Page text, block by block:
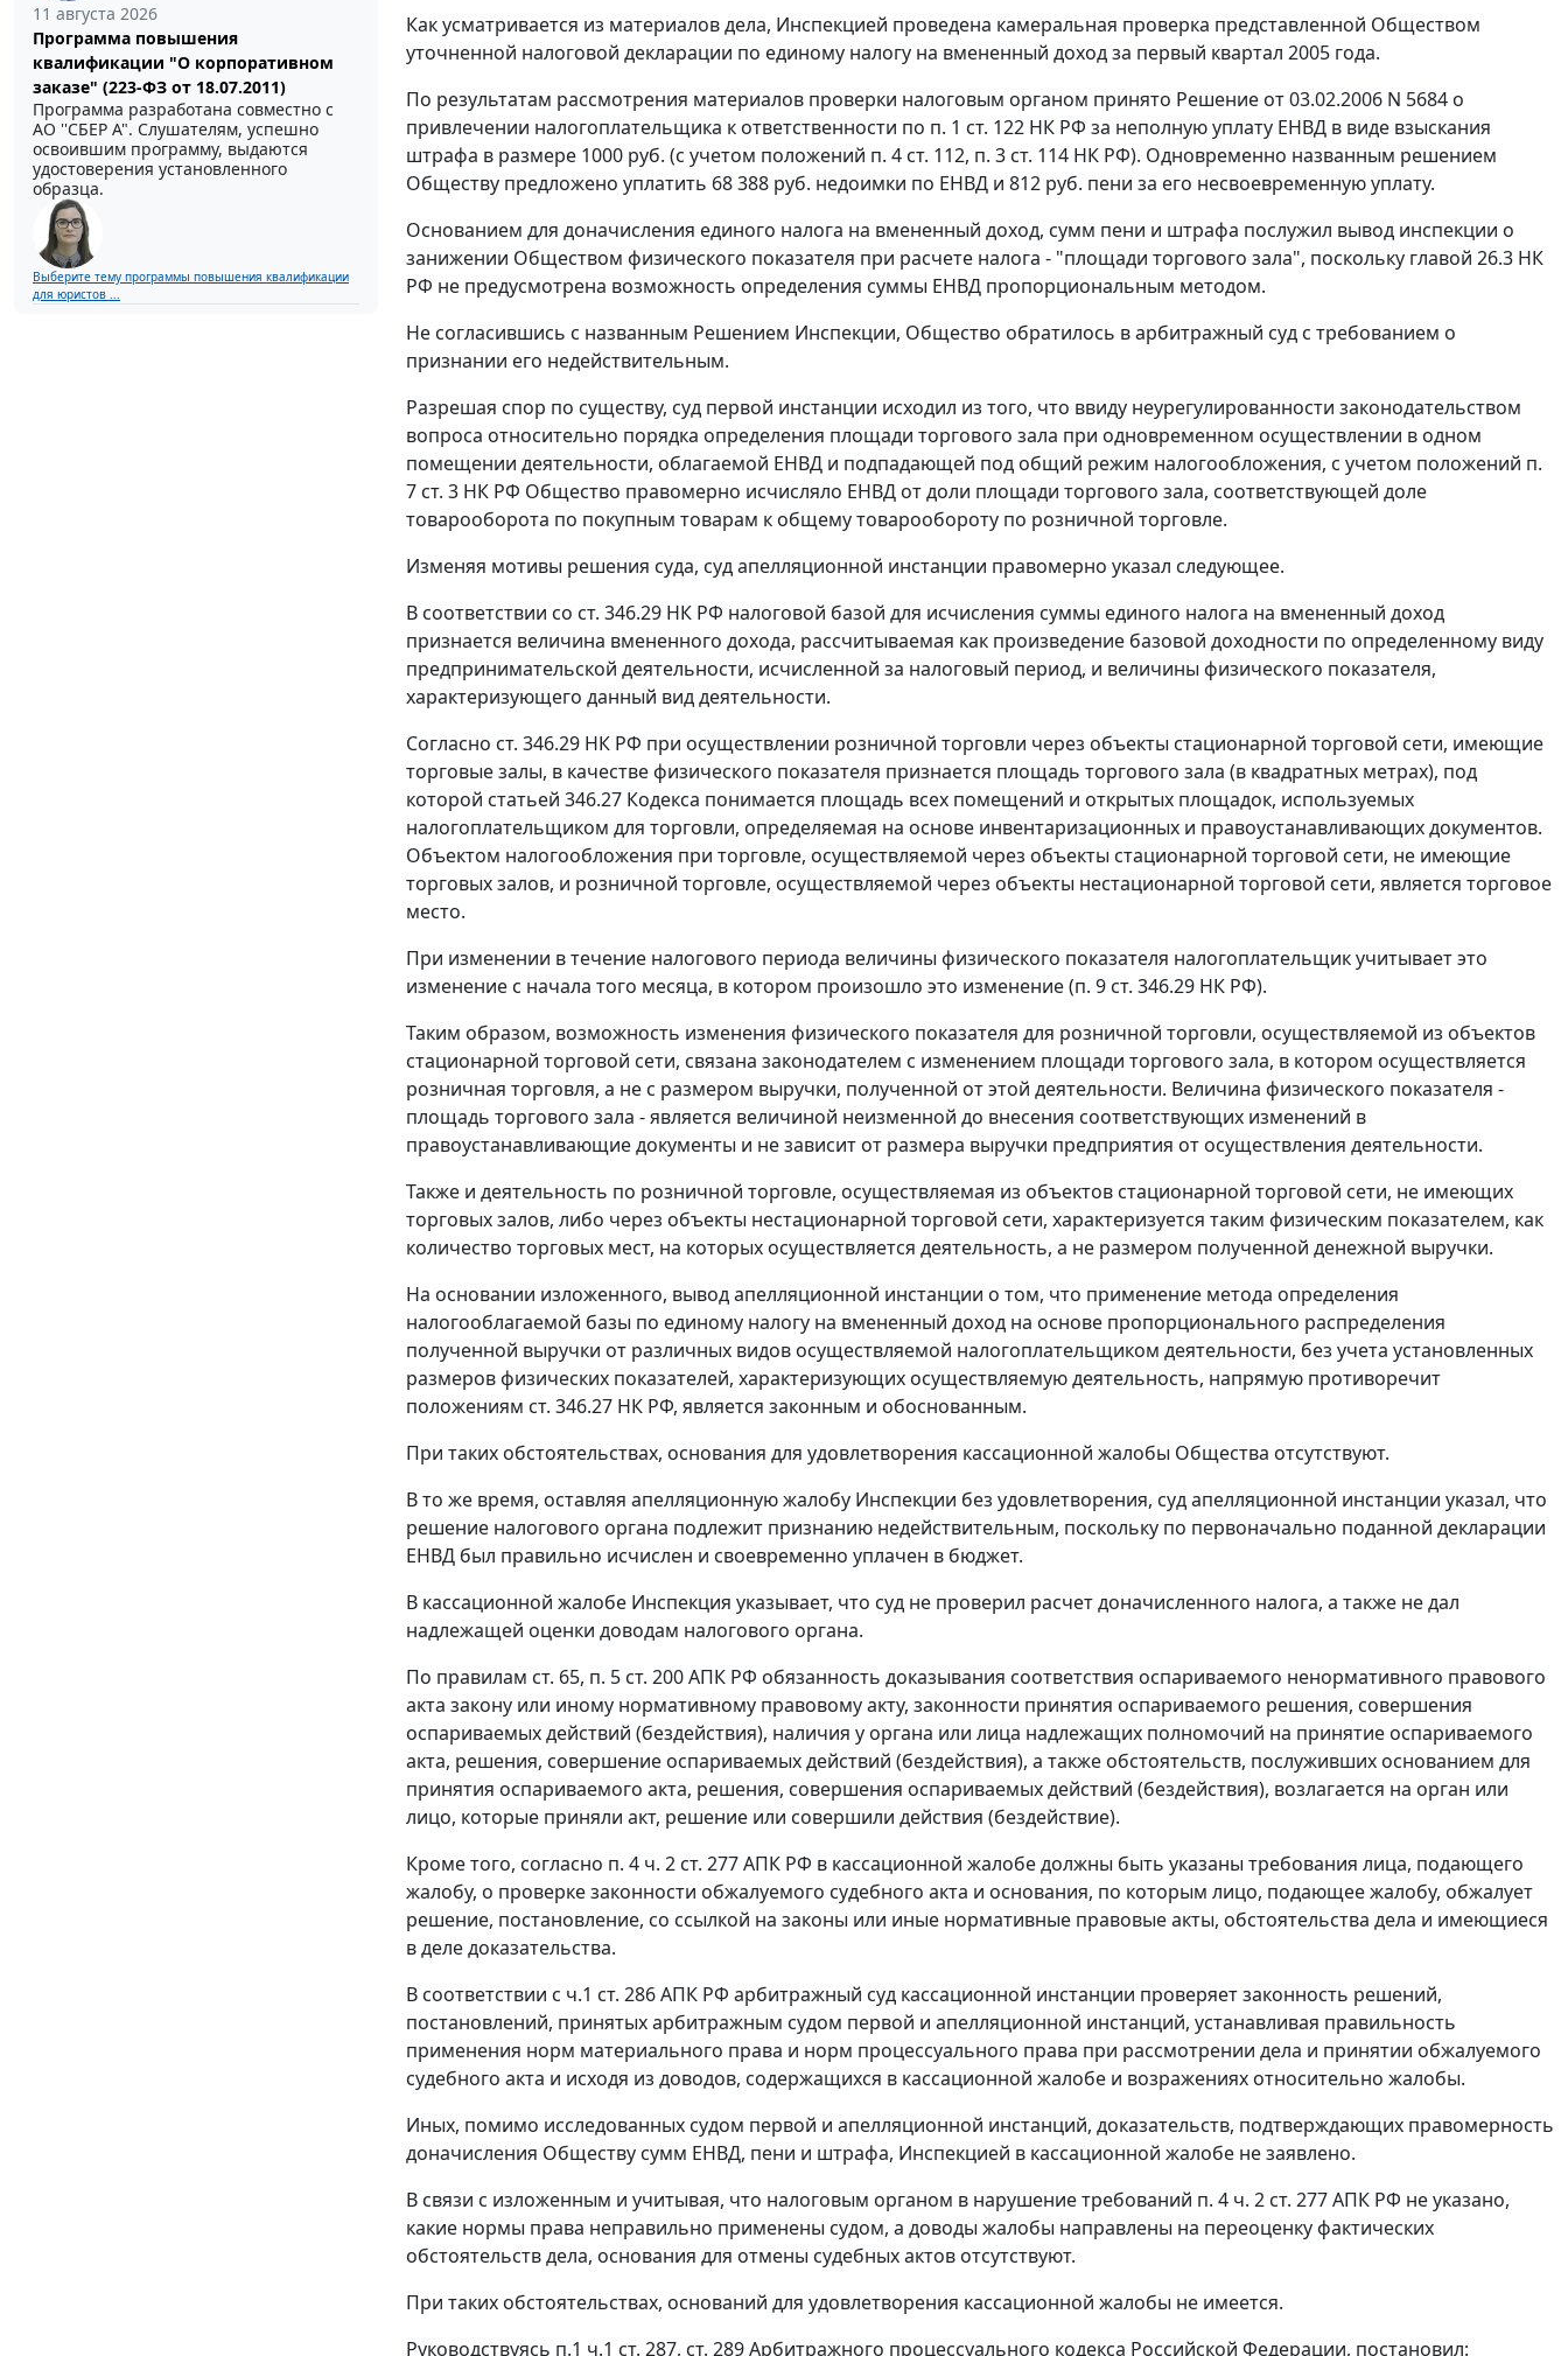
11 августа 2026
Программа повышения
квалификации "О корпоративном
заказе" (223-ФЗ от 18.07.2011)
Программа разработана совместно с
АО ''СБЕР А". Слушателям, успешно
освоившим программу, выдаются
удостоверения установленного
образца.
Выберите тему программы повышения квалификации
для юристов ...
Как усматривается из материалов дела, Инспекцией проведена камеральная проверка представленной Обществом
уточненной налоговой декларации по единому налогу на вмененный доход за первый квартал 2005 года.
По результатам рассмотрения материалов проверки налоговым органом принято Решение от 03.02.2006 N 5684 о
привлечении налогоплательщика к ответственности по п. 1 ст. 122 НК РФ за неполную уплату ЕНВД в виде взыскания
штрафа в размере 1000 руб. (с учетом положений п. 4 ст. 112, п. 3 ст. 114 НК РФ). Одновременно названным решением
Обществу предложено уплатить 68 388 руб. недоимки по ЕНВД и 812 руб. пени за его несвоевременную уплату.
Основанием для доначисления единого налога на вмененный доход, сумм пени и штрафа послужил вывод инспекции о
занижении Обществом физического показателя при расчете налога - "площади торгового зала", поскольку главой 26.3 НК
РФ не предусмотрена возможность определения суммы ЕНВД пропорциональным методом.
Не согласившись с названным Решением Инспекции, Общество обратилось в арбитражный суд с требованием о
признании его недействительным.
Разрешая спор по существу, суд первой инстанции исходил из того, что ввиду неурегулированности законодательством
вопроса относительно порядка определения площади торгового зала при одновременном осуществлении в одном
помещении деятельности, облагаемой ЕНВД и подпадающей под общий режим налогообложения, с учетом положений п.
7 ст. 3 НК РФ Общество правомерно исчисляло ЕНВД от доли площади торгового зала, соответствующей доле
товарооборота по покупным товарам к общему товарообороту по розничной торговле.
Изменяя мотивы решения суда, суд апелляционной инстанции правомерно указал следующее.
В соответствии со ст. 346.29 НК РФ налоговой базой для исчисления суммы единого налога на вмененный доход
признается величина вмененного дохода, рассчитываемая как произведение базовой доходности по определенному виду
предпринимательской деятельности, исчисленной за налоговый период, и величины физического показателя,
характеризующего данный вид деятельности.
Согласно ст. 346.29 НК РФ при осуществлении розничной торговли через объекты стационарной торговой сети, имеющие
торговые залы, в качестве физического показателя признается площадь торгового зала (в квадратных метрах), под
которой статьей 346.27 Кодекса понимается площадь всех помещений и открытых площадок, используемых
налогоплательщиком для торговли, определяемая на основе инвентаризационных и правоустанавливающих документов.
Объектом налогообложения при торговле, осуществляемой через объекты стационарной торговой сети, не имеющие
торговых залов, и розничной торговле, осуществляемой через объекты нестационарной торговой сети, является торговое
место.
При изменении в течение налогового периода величины физического показателя налогоплательщик учитывает это
изменение с начала того месяца, в котором произошло это изменение (п. 9 ст. 346.29 НК РФ).
Таким образом, возможность изменения физического показателя для розничной торговли, осуществляемой из объектов
стационарной торговой сети, связана законодателем с изменением площади торгового зала, в котором осуществляется
розничная торговля, а не с размером выручки, полученной от этой деятельности. Величина физического показателя -
площадь торгового зала - является величиной неизменной до внесения соответствующих изменений в
правоустанавливающие документы и не зависит от размера выручки предприятия от осуществления деятельности.
Также и деятельность по розничной торговле, осуществляемая из объектов стационарной торговой сети, не имеющих
торговых залов, либо через объекты нестационарной торговой сети, характеризуется таким физическим показателем, как
количество торговых мест, на которых осуществляется деятельность, а не размером полученной денежной выручки.
На основании изложенного, вывод апелляционной инстанции о том, что применение метода определения
налогооблагаемой базы по единому налогу на вмененный доход на основе пропорционального распределения
полученной выручки от различных видов осуществляемой налогоплательщиком деятельности, без учета установленных
размеров физических показателей, характеризующих осуществляемую деятельность, напрямую противоречит
положениям ст. 346.27 НК РФ, является законным и обоснованным.
При таких обстоятельствах, основания для удовлетворения кассационной жалобы Общества отсутствуют.
В то же время, оставляя апелляционную жалобу Инспекции без удовлетворения, суд апелляционной инстанции указал, что
решение налогового органа подлежит признанию недействительным, поскольку по первоначально поданной декларации
ЕНВД был правильно исчислен и своевременно уплачен в бюджет.
В кассационной жалобе Инспекция указывает, что суд не проверил расчет доначисленного налога, а также не дал
надлежащей оценки доводам налогового органа.
По правилам ст. 65, п. 5 ст. 200АПК РФ обязанность доказывания соответствия оспариваемого ненормативного правового
акта закону или иному нормативному правовому акту, законности принятия оспариваемого решения, совершения
оспариваемых действий (бездействия), наличия у органа или лица надлежащих полномочий на принятие оспариваемого
акта, решения, совершение оспариваемых действий (бездействия), а также обстоятельств, послуживших основанием для
принятия оспариваемого акта, решения, совершения оспариваемых действий (бездействия), возлагается на орган или
лицо, которые приняли акт, решение или совершили действия (бездействие).
Кроме того, согласно п. 4 ч. 2 ст. 277АПК РФ в кассационной жалобе должны быть указаны требования лица, подающего
жалобу, о проверке законности обжалуемого судебного акта и основания, по которым лицо, подающее жалобу, обжалует
решение, постановление, со ссылкой на законы или иные нормативные правовые акты, обстоятельства дела и имеющиеся
в деле доказательства.
В соответствии с ч.1 ст. 286АПК РФ арбитражный суд кассационной инстанции проверяет законность решений,
постановлений, принятых арбитражным судом первой и апелляционной инстанций, устанавливая правильность
применения норм материального права и норм процессуального права при рассмотрении дела и принятии обжалуемого
судебного акта и исходя из доводов, содержащихся в кассационной жалобе и возражениях относительно жалобы.
Иных, помимо исследованных судом первой и апелляционной инстанций, доказательств, подтверждающих правомерность
доначисления Обществу сумм ЕНВД, пени и штрафа, Инспекцией в кассационной жалобе не заявлено.
В связи с изложенным и учитывая, что налоговым органом в нарушение требований п. 4 ч. 2 ст. 277АПК РФ не указано,
какие нормы права неправильно применены судом, а доводы жалобы направлены на переоценку фактических
обстоятельств дела, основания для отмены судебных актов отсутствуют.
При таких обстоятельствах, оснований для удовлетворения кассационной жалобы не имеется.
Руководствуясь п.1 ч.1 ст. 287, ст. 289Арбитражного процессуального кодекса Российской Федерации, постановил: